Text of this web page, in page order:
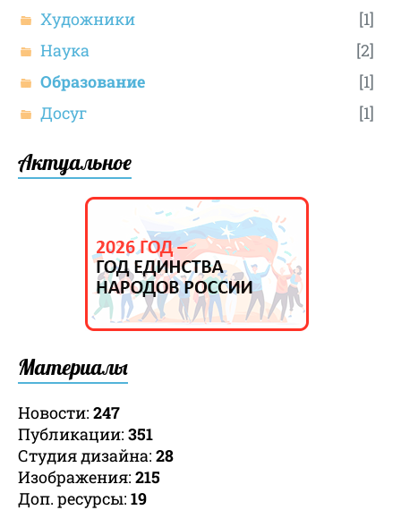
Художники
[1]
Наука
[2]
Образование
[1]
Досуг
[1]
Актуальное
Материалы
Новости: 247
Публикации: 351
Студия дизайна: 28
Изображения: 215
Доп. ресурсы: 19